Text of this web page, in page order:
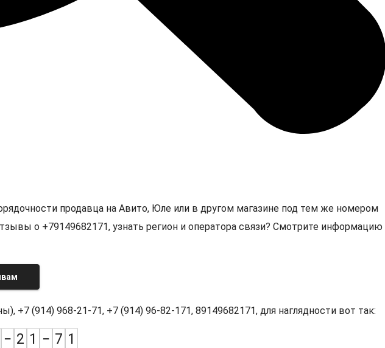
продавца на Авито, Юле или в другом магазине под тем же номером
о +79149682171, узнать регион и оператора связи? Смотрите информацию
(914) 968-21-71, +7 (914) 96-82-171, 89149682171, для наглядности вот так:
− 2 1 − 7 1